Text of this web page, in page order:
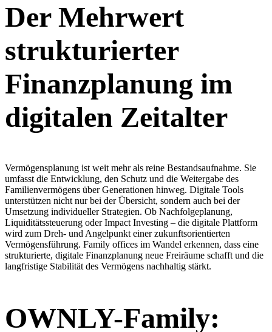
Der Mehrwert
strukturierter
Finanzplanung im
digitalen Zeitalter
Vermögensplanung ist weit mehr als reine Bestandsaufnahme. Sie
umfasst die Entwicklung, den Schutz und die Weitergabe des
Familienvermögens über Generationen hinweg. Digitale Tools
unterstützen nicht nur bei der Übersicht, sondern auch bei der
Umsetzung individueller Strategien. Ob Nachfolgeplanung,
Liquiditätssteuerung oder Impact Investing – die digitale Plattform
wird zum Dreh- und Angelpunkt einer zukunftsorientierten
Vermögensführung. Family offices im Wandel erkennen, dass eine
strukturierte, digitale Finanzplanung neue Freiräume schafft und die
langfristige Stabilität des Vermögens nachhaltig stärkt.
OWNLY-Family: